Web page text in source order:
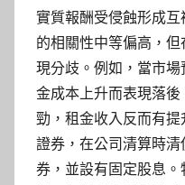
實質報酬受侵蝕形成互
的相關性中等偏高，
現分歧。例如，當市場
金成本上升而表現落
勁，租金收入反而有
證券，在公司清算時
券，並設有固定股息